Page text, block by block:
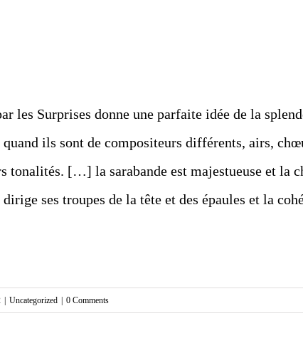
les Surprises donne une parfaite idée de la
ils sont de compositeurs différents, airs,
tonalités. […] la sarabande est majestueuse et
ses troupes de la tête et des épaules et la
Uncategorized 0 Comments